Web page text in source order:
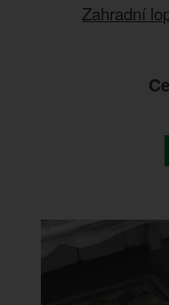
Zahradní